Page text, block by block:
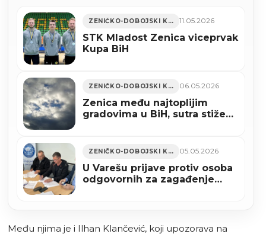
ZENIČKO-DOBOJSKI KANTON 11.05.2026
STK Mladost Zenica viceprvak
Kupa BiH
ZENIČKO-DOBOJSKI KANTON 06.05.2026
Zenica među najtoplijim
gradovima u BiH, sutra stiže
ZENIČKO-DOBOJSKI KANTON 05.05.2026
U Varešu prijave protiv osoba
odgovornih za zagađenje
Među njima je i Ilhan Klančević, koji upozorava na